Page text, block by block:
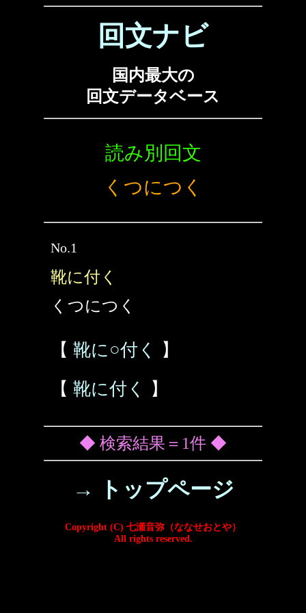
回文ナビ
国内最大の
回文データベース
読み別回文
くつにつく
No.1
靴に付く
くつにつく
【 靴に○付く
】
【 靴に付く 】
◆ 検索結果＝1件 ◆
→ トップページ
Copyright (C) 七瀬音弥（ななせおとや）
All rights reserved.